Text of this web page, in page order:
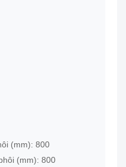
(mm): 800
(mm): 800